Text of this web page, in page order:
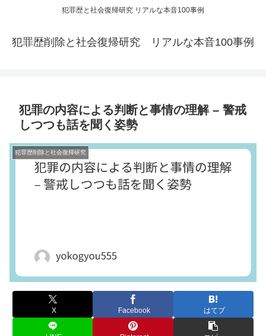
犯罪歴と社会復帰研究 リアルな本音100事例
犯罪歴削除と社会復帰研究 リアルな本音100事例
犯罪の内容による判断と事情の理解 – 警戒
しつつも話を聞く姿勢
犯罪歴削除と社会復帰研究
X Facebook はてブ